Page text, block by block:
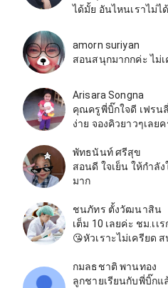
ได้มั้ย อันไหนเราไม่ไ
amorn suriyan
สอนสนุกมากกค่ะ ไม่เ
Arisara Songna
คุณครูพี่บิ๊กใจดี เฟรน
ง่าย จองคิวยาวๆเลย
พัทธนันท์ ศรีสุข
สอนดี ใจเย็น ให้กำลั
มาก
ชนภัทร ตั้งวัฒนาสิน
เต็ม 10 เลยค่ะ ชม.เ
😘หัวเราะไม่เครียด
กมลธชาติ พานทอง
ลูกชายเรียนกับพี่บิ๊ก